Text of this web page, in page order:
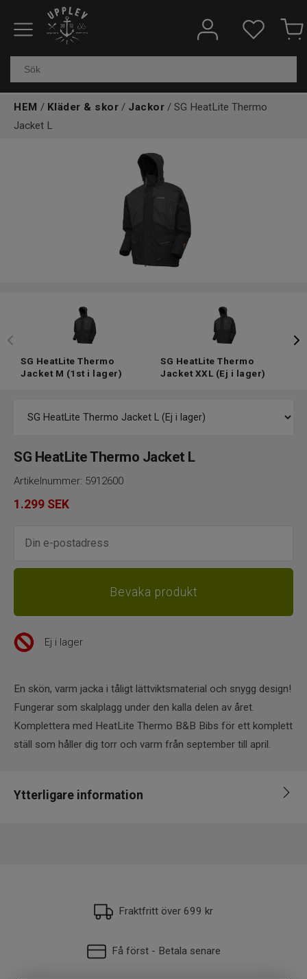
Fiskeredskap
Kläder & skor
HEM / Kläder & skor / Jackor / SG HeatLite Thermo
Jacket L
SG HeatLite Thermo
Jacket M (1st i lager)
SG HeatLite Thermo
Jacket XXL (Ej i lager)
SG HeatLite Thermo Jacket L
Artikelnummer: 5912600
1.299 SEK
Ej i lager
En skön, varm jacka i tåligt lättviktsmaterial och snygg design!
Fungerar som skalplagg under den kalla delen av året.
Komplettera med HeatLite Thermo B&B Bibs för ett komplett
ställ som håller dig torr och varm från september till april.
Ytterligare information
Fraktfritt över 699 kr
Få först - Betala senare